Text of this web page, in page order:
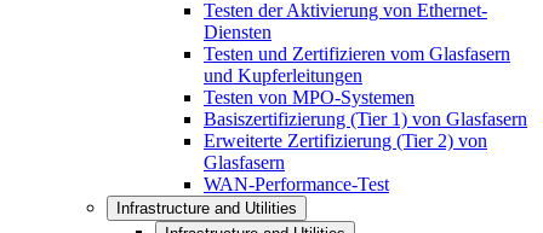
Testen der Aktivierung von Ethernet-
Diensten
Testen und Zertifizieren vom Glasfasern
und Kupferleitungen
Testen von MPO-Systemen
Basiszertifizierung (Tier 1) von Glasfasern
Erweiterte Zertifizierung (Tier 2) von
Glasfasern
WAN-Performance-Test
Infrastructure and Utilities